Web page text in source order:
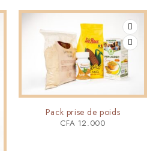
Pack prise de poids
CFA 12.000